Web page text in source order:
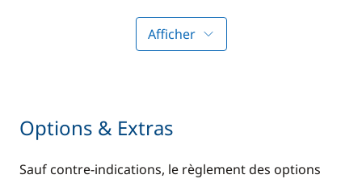
Sol cockpit / intérieur
Afficher
Options & Extras
Sauf contre-indications, le règlement des options